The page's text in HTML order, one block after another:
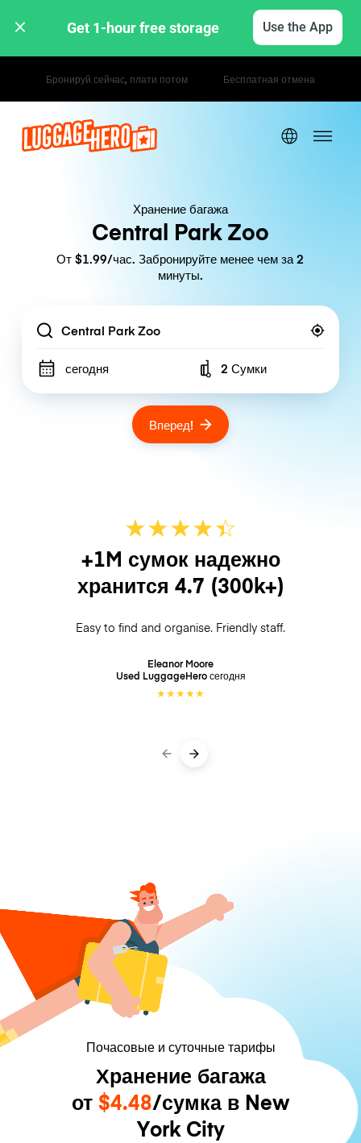
Get 1-hour free storage Use the App
Почасовые / дневные тарифы
Хранение багажа
Central Park Zoo
От $1.99/час. Забронируйте менее чем за 2
минуты.
Location
сегодня Number of bags
2 Сумки
Вперед!
★★★★☆
★
+1M сумок надежно
хранится 4.7 (300k+)
Easy to find and organise. Friendly staff.
Eleanor Moore
Used LuggageHeroсегодня
★★★★★
Почасовые и суточные тарифы
Хранение багажа
от $4.48/сумка в New
York City